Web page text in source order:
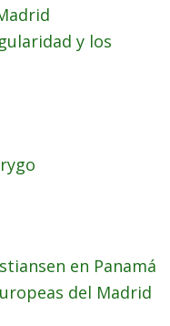
y los
en Panamá
del Madrid